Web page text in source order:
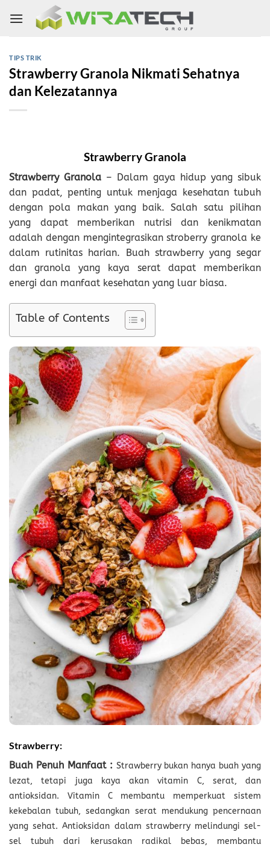
TIPS TRIK
Strawberry Granola Nikmati Sehatnya
dan Kelezatannya
Strawberry Granola
Strawberry Granola – Dalam gaya hidup yang sibuk
dan padat, penting untuk menjaga kesehatan tubuh
dengan pola makan yang baik. Salah satu pilihan
yang dapat memberikan nutrisi dan kenikmatan
adalah dengan mengintegrasikan stroberry granola ke
dalam rutinitas harian. Buah strawberry yang segar
dan granola yang kaya serat dapat memberikan
energi dan manfaat kesehatan yang luar biasa.
Table of Contents
Strawberry:
Buah Penuh Manfaat : Strawberry bukan hanya buah yang
lezat, tetapi juga kaya akan vitamin C, serat, dan
antioksidan. Vitamin C membantu memperkuat sistem
kekebalan tubuh, sedangkan serat mendukung pencernaan
yang sehat. Antioksidan dalam strawberry melindungi sel-
sel tubuh dari kerusakan radikal bebas, membantu